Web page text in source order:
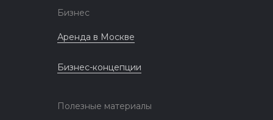
Бизнес
Бизнес-концепции
Аренда в Москве
Полезные материалы